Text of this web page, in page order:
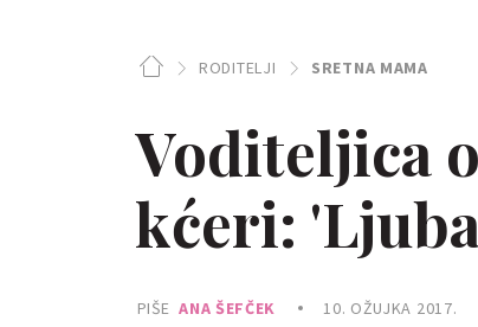
RODITELJI SRETNA MAMA
Voditeljica
kćeri:
PIŠE ANA ŠEFČEK 10. OŽUJKA 2017.